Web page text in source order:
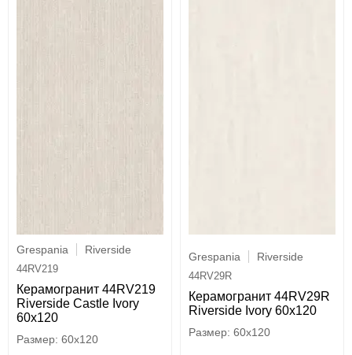
Grespania Riverside
44RV219
Керамогранит 44RV219
Riverside Castle Ivory
60x120
60x120
Grespania Riverside
44RV29R
Керамогранит 44RV29R
Riverside Ivory 60x120
60x120